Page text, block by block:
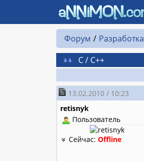
Форум Разработка
C / C++
13.02.2010 / 10:23
retisnyk
Пользователь
Сейчас:Offline